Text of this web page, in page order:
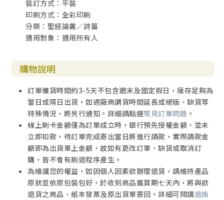
裝訂方式：平裝
印刷方式：全彩印刷
分類：聖經論叢／詩篇
適用對象：適用所有人
購物說明
訂單備貨時間約3-5天不包含週末及國定假日，庫存足夠為
當日或隔日出貨，如遇廠商調貨時間延長或絕版、缺貨等
特殊情況，將另行通知。詳細請點選常見訂單問題 。
線上刷卡金額僅為訂單成立時，銀行預先授權金額，並未
立即扣款，待訂單完成寄出當日將進行請款，實際請款金
額即為出貨單上金額，故如有更改訂單、缺貨或取消訂
購，皆不會有刷退程序產生。
為維護您的權益，如因個人因素欲辦理退貨，請維持產品
原狀並依原包裝包好，於收到商品鑑賞期七天內，將與欲
退貨之商品、紙本發票及原出貨單寄回。詳細可閱讀退換